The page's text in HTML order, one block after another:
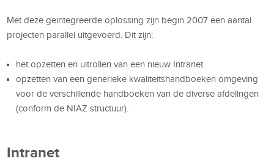
Met deze geïntegreerde oplossing zijn begin 2007 een aantal
projecten parallel uitgevoerd. Dit zijn:
het opzetten en uitrollen van een nieuw Intranet.
opzetten van een generieke kwaliteitshandboeken omgeving
voor de verschillende handboeken van de diverse afdelingen
(conform de NIAZ structuur).
Intranet